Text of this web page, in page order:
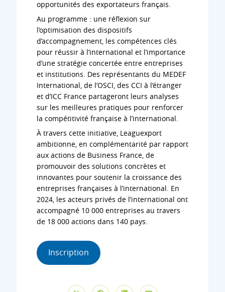
opportunités des exportateurs français.
Au programme : une réflexion sur
l’optimisation des dispositifs
d’accompagnement, les compétences clés
pour réussir à l’international et l’importance
d’une stratégie concertée entre entreprises
et institutions. Des représentants du MEDEF
International, de l’OSCI, des CCI à l’étranger
et d’ICC France partageront leurs analyses
sur les meilleures pratiques pour renforcer
la compétitivité française à l’international.
À travers cette initiative, Leaguexport
ambitionne, en complémentarité par rapport
aux actions de Business France, de
promouvoir des solutions concrètes et
innovantes pour soutenir la croissance des
entreprises françaises à l’international. En
2024, les acteurs privés de l’international ont
accompagné 10 000 entreprises au travers
de 18 000 actions dans 140 pays.
Inscription